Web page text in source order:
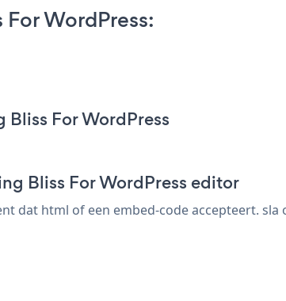
WordPress:
For WordPress
Bliss For WordPress editor
dat html of een embed-code accepteert.